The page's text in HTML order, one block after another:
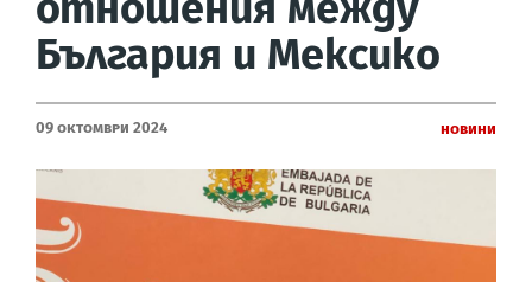
България и Мексико
09 Октомври 2024 Новини